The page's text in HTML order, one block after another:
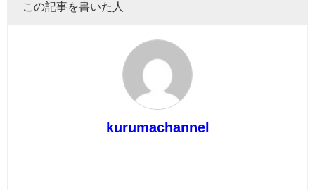
この記事を書いた人
kurumachannel